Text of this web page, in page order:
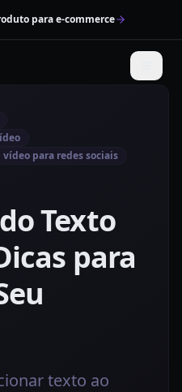
para e-commerce
vídeo para redes sociais
Texto
para
texto ao